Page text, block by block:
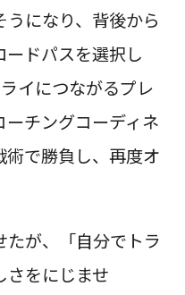
になり、背後から
ドパスを選択し
イにつながるプレ
チングコーディネ
で勝負し、再度オ
が、「自分でトラ
さをにじませ